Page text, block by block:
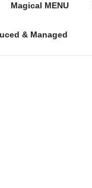
Magical MENU
& Managed